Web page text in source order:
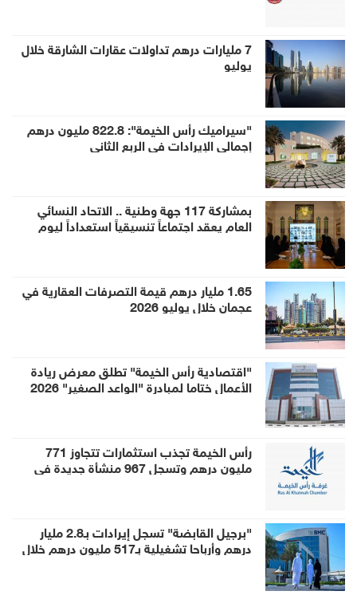
7 مليارات درهم تداولات عقارات الشارقة خلال
يوليو
"سيراميك رأس الخيمة": 822.8 مليون درهم
إجمالي الإيرادات في الربع الثاني
بمشاركة 117 جهة وطنية .. الاتحاد النسائي
العام يعقد اجتماعاً تنسيقياً استعداداً ليوم
1.65 مليار درهم قيمة التصرفات العقارية في
عجمان خلال يوليو 2026
"اقتصادية رأس الخيمة" تطلق معرض ريادة
الأعمال ختاما لمبادرة "الواعد الصغير" 2026
رأس الخيمة تجذب استثمارات تتجاوز 771
مليون درهم وتسجل 967 منشأة جديدة في
"برجيل القابضة" تسجل إيرادات بـ2.8 مليار
درهم وأرباحا تشغيلية بـ517 مليون درهم خلال